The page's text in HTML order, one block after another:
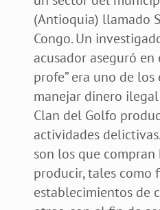
(Antioquia) llamado
Congo. Un
acusador aseguró en
profe” era uno de
manejar dinero
Clan del Golfo
actividades
son los que
producir, tales como
establecimientos de